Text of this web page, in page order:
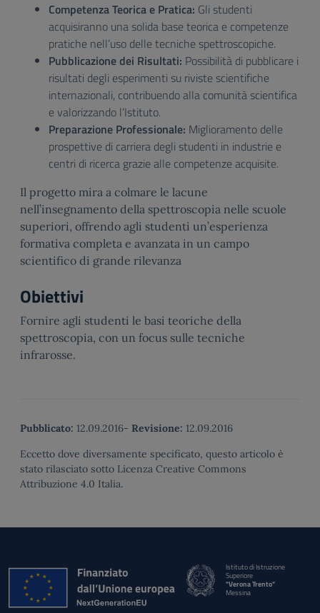
Competenza Teorica e Pratica: Gli studenti
acquisiranno una solida base teorica e competenze
pratiche nell’uso delle tecniche spettroscopiche.
Pubblicazione dei Risultati: Possibilità di pubblicare i
risultati degli esperimenti su riviste scientifiche
internazionali, contribuendo alla comunità scientifica
e valorizzando l’Istituto.
Preparazione Professionale: Miglioramento delle
prospettive di carriera degli studenti in industrie e
centri di ricerca grazie alle competenze acquisite.
Il progetto mira a colmare le lacune
nell’insegnamento della spettroscopia nelle scuole
superiori, offrendo agli studenti un’esperienza
formativa completa e avanzata in un campo
scientifico di grande rilevanza
Obiettivi
Fornire agli studenti le basi teoriche della
spettroscopia, con un focus sulle tecniche
infrarosse.
Pubblicato: 12.09.2016- Revisione: 12.09.2016
Eccetto dove diversamente specificato, questo articolo è
stato rilasciato sotto Licenza Creative Commons
Attribuzione 4.0 Italia.
Istituto di Istruzione
Superiore
"Verona Trento"
Messina